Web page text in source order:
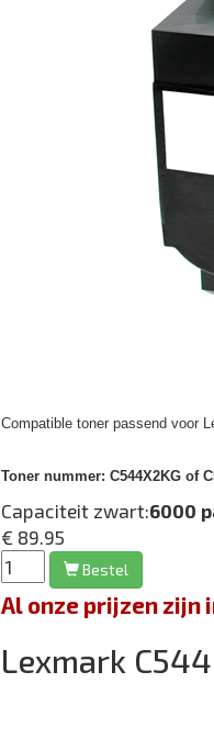
Compatible toner passend voor
Toner nummer: C544X2KG of
Capaciteit zwart:6000
€ 89.95
Bestel
Al onze prijzen zijn
Lexmark C544